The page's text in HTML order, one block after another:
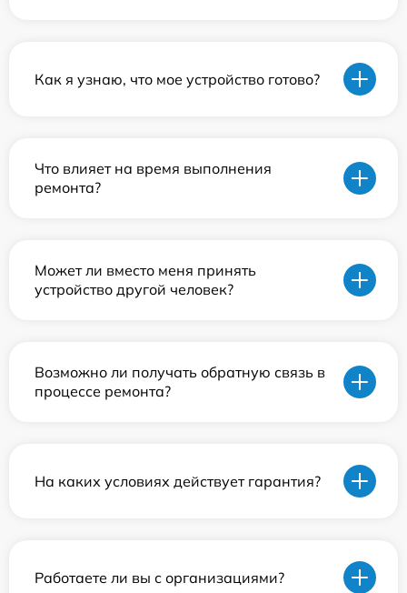
Как я узнаю, что мое устройство готово?
Что влияет на время выполнения
ремонта?
Может ли вместо меня принять
устройство другой человек?
Возможно ли получать обратную связь в
процессе ремонта?
На каких условиях действует гарантия?
Работаете ли вы с организациями?